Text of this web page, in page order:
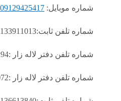
شماره موبایل: 09129425417
شماره تلفن ثابت:02133911013
شماره تلفن دفتر لاله زار :02136871294
شماره تلفن دفتر لاله زار :02136871072